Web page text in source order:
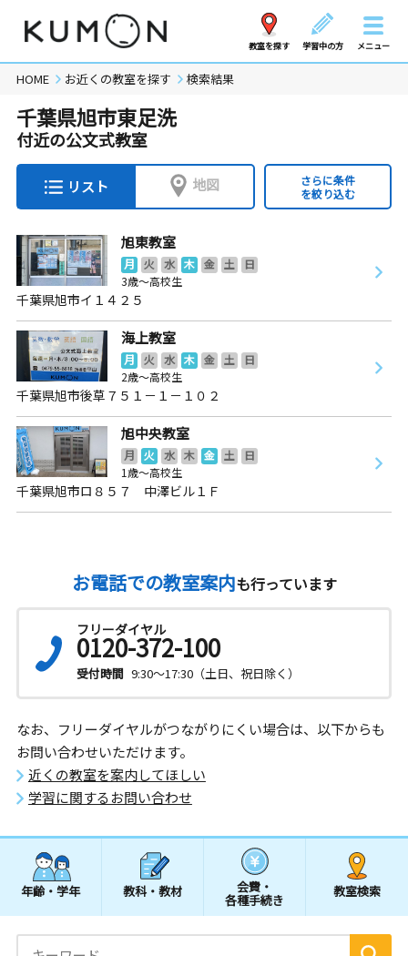
教室を探す 学習中の方 メニュー
HOME お近くの教室を探す 検索結果
千葉県旭市東足洗
付近の公文式教室
リスト 地図
さらに条件
を絞り込む
旭東教室
月 火 水 木 金 土
日
3歳～高校生
千葉県旭市イ１４２５
海上教室
月 火 水 木 金 土
日
2歳～高校生
千葉県旭市後草７５１－１－１０２
旭中央教室
月 火 水 木 金 土
日
1歳～高校生
千葉県旭市ロ８５７ 中澤ビル１Ｆ
お電話での教室案内も行っています
フリーダイヤル
0120-372-100
受付時間 9:30～17:30（土日、祝日除く）
なお、フリーダイヤルがつながりにくい場合は、以下からも
お問い合わせいただけます。
近くの教室を案内してほしい
学習に関するお問い合わせ
年齢・学年 教科・教材 会費・
各種手続き
教室検索